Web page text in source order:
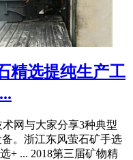
精选提纯生产工
网与大家分享3种典型
。浙江东风萤石矿手选
+ ... 2018第三届矿物精